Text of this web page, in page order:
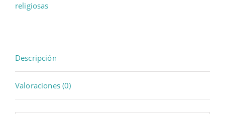
religiosas
Descripción
Valoraciones (0)